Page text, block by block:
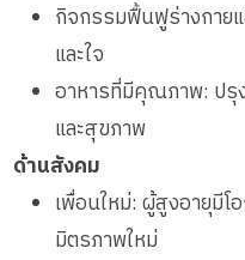
กิจกรรมฟื้นฟูร่างกาย
และใจ
อาหารที่มีคุณภาพ: ปรุ
และสุขภาพ
ด้านสังคม
เพื่อนใหม่: ผู้สูงอายุมี
มิตรภาพใหม่